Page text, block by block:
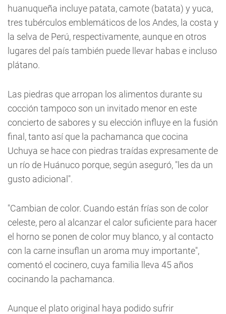
huanuqueña incluye patata, camote (batata) y yuca,
tres tubérculos emblemáticos de los Andes, la costa y
la selva de Perú, respectivamente, aunque en otros
lugares del país también puede llevar habas e incluso
plátano.
Las piedras que arropan los alimentos durante su
cocción tampoco son un invitado menor en este
concierto de sabores y su elección influye en la fusión
final, tanto así que la pachamanca que cocina
Uchuya se hace con piedras traídas expresamente de
un río de Huánuco porque, según aseguró, "les da un
gusto adicional".
"Cambian de color. Cuando están frías son de color
celeste, pero al alcanzar el calor suficiente para hacer
el horno se ponen de color muy blanco, y al contacto
con la carne insuflan un aroma muy importante",
comentó el cocinero, cuya familia lleva 45 años
cocinando la pachamanca.
Aunque el plato original haya podido sufrir